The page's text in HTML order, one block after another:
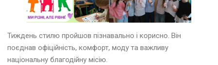
Тиждень стилю пройшов пізнавально і корисно. Він
поєднав офіційність, комфорт, моду та важливу
національну благодійну місію.